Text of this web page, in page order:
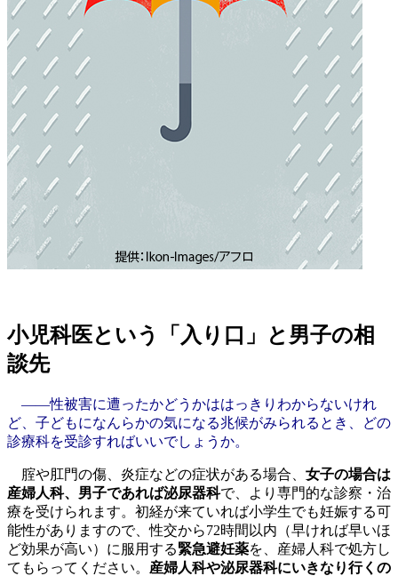
小児科医という「入り口」と男子の相
談先
――性被害に遭ったかどうかははっきりわからないけれ
ど、子どもになんらかの気になる兆候がみられるとき、どの
診療科を受診すればいいでしょうか。
腟や肛門の傷、炎症などの症状がある場合、 女子の場合は
産婦人科、男子であれば泌尿器科で、より専門的な診察・治
療を受けられます。初経が来ていれば小学生でも妊娠する可
能性がありますので、性交から72時間以内（早ければ早いほ
ど効果が高い）に服用する緊急避妊薬を、産婦人科で処方し
てもらってください。 産婦人科や泌尿器科にいきなり行くの